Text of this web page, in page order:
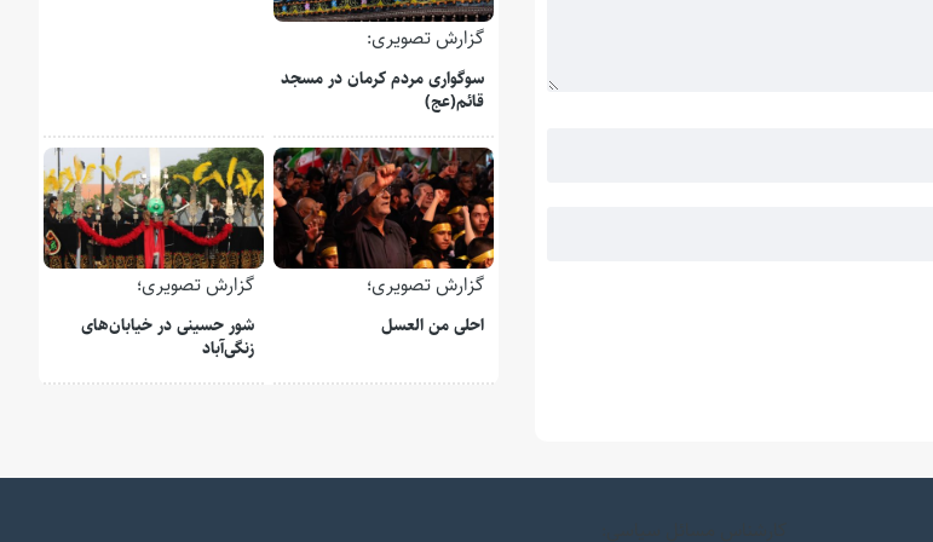
گزارش تصویری:
سوگواری مردم کرمان در مسجد
قائم(عج)
گزارش تصویری؛
احلی من العسل
گزارش تصویری؛
شور حسینی در خیابان‌های
زنگی‌آباد